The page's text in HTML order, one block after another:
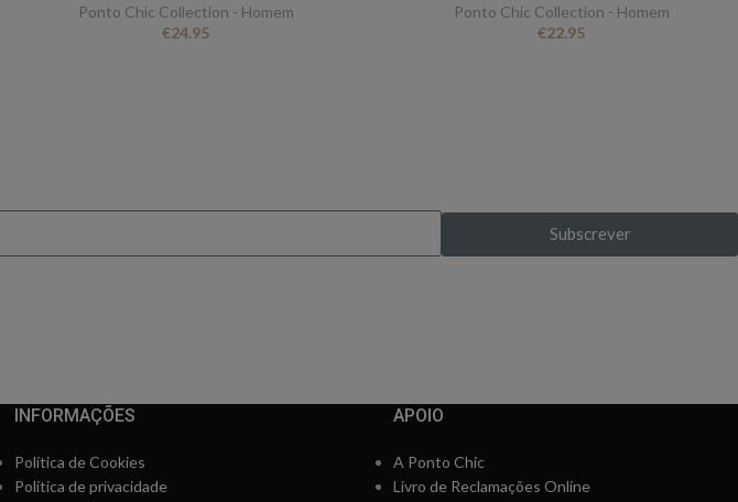
Ponto Chic Collection - Homem
€24.95
Ponto Chic Collection - Homem
€22.95
Subscrever
INFORMAÇÕES
Política de Cookies
Política de privacidade
APOIO
A Ponto Chic
Livro de Reclamações Online